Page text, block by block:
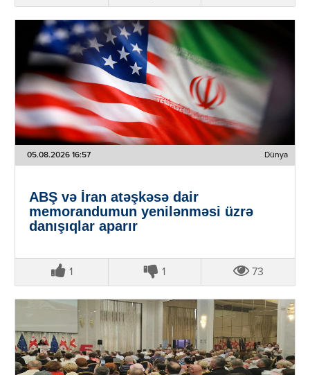
05.08.2026 16:57 Dünya
ABŞ və İran atəşkəsə dair
memorandumun yenilənməsi üzrə
danışıqlar aparır
1 1 73